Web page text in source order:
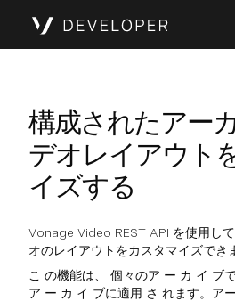
構成されたアー
デオレイアウト
イズする
Vonage Video REST API を使用し
オのレイアウトをカスタマイズでき
こ の機能は、 個々のア ー カ イ ブ
ア ー カ イ ブに適用 さ れます。ア